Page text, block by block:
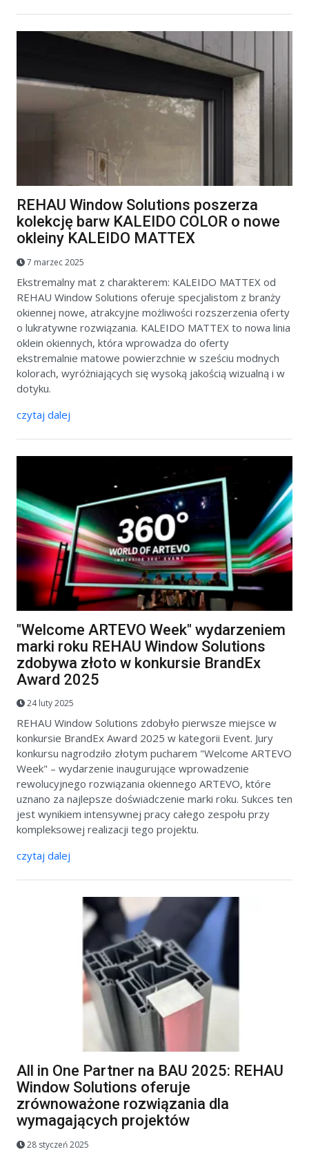
REHAU Window Solutions poszerza
kolekcję barw KALEIDO COLOR o nowe
okleiny KALEIDO MATTEX
7 marzec 2025
Ekstremalny mat z charakterem: KALEIDO MATTEX od
REHAU Window Solutions oferuje specjalistom z branży
okiennej nowe, atrakcyjne możliwości rozszerzenia oferty
o lukratywne rozwiązania. KALEIDO MATTEX to nowa linia
oklein okiennych, która wprowadza do oferty
ekstremalnie matowe powierzchnie w sześciu modnych
kolorach, wyróżniających się wysoką jakością wizualną i w
dotyku.
czytaj dalej
"Welcome ARTEVO Week" wydarzeniem
marki roku REHAU Window Solutions
zdobywa złoto w konkursie BrandEx
Award 2025
24 luty 2025
REHAU Window Solutions zdobyło pierwsze miejsce w
konkursie BrandEx Award 2025 w kategorii Event. Jury
konkursu nagrodziło złotym pucharem "Welcome ARTEVO
Week" – wydarzenie inaugurujące wprowadzenie
rewolucyjnego rozwiązania okiennego ARTEVO, które
uznano za najlepsze doświadczenie marki roku. Sukces ten
jest wynikiem intensywnej pracy całego zespołu przy
kompleksowej realizacji tego projektu.
czytaj dalej
All in One Partner na BAU 2025: REHAU
Window Solutions oferuje
zrównoważone rozwiązania dla
wymagających projektów
28 styczeń 2025